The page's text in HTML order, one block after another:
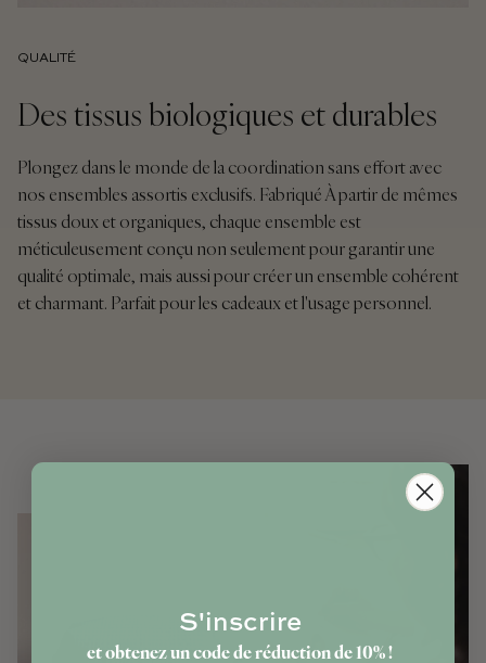
QUALITÉ
Des tissus biologiques et durables
Plongez dans le monde de la coordination sans effort avec
nos ensembles assortis exclusifs. Fabriqué À partir de mêmes
tissus doux et organiques, chaque ensemble est
méticuleusement conçu non seulement pour garantir une
qualité optimale, mais aussi pour créer un ensemble cohérent
et charmant. Parfait pour les cadeaux et l'usage personnel.
S'inscrire
et obtenez un code de réduction de 10% !